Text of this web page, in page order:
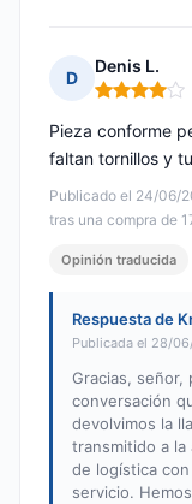
D
Denis L.
Nota: 4 de 5
Publicado el 24/06/
tras una compra de
Pieza conforme
faltan tornillos y
Opinión traducida
Respuesta de
Publicada el 28/
Gracias, señor,
conversación
devolvimos la
transmitido a
de logística
servicio.